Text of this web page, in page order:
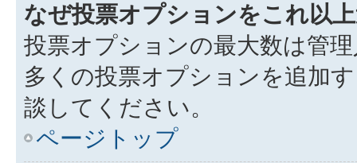
なぜ投票オプションをこれ以
投票オプションの最大数は管
多くの投票オプションを追加
談してください。
ページトップ